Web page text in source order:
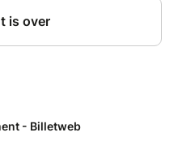
démonstrations,
la piste de danse,
des ami·es pour